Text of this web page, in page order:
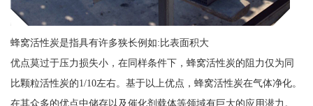
蜂窝活性炭是指具有许多狭长例如:比表面积大
优点莫过于压力损失小，在同样条件下，蜂窝活性炭的阻力仅为同
比颗粒活性炭的1/10左右。基于以上优点，蜂窝活性炭在气体净化。
在其众多的优点中储存以及催化剂载体等领域有巨大的应用潜力。